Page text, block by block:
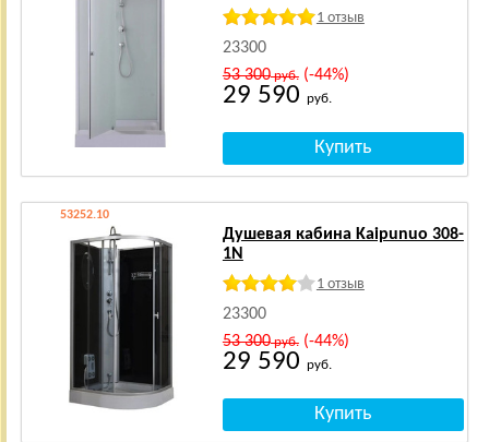
1 отзыв
23300
53 300руб.(-44%)
29 590 руб.
53252.10
Душевая кабина Kaipunuo 308-
1N
1 отзыв
23300
53 300руб.(-44%)
29 590 руб.